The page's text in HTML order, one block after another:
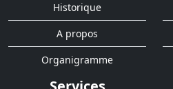
Historique
A propos
Organigramme